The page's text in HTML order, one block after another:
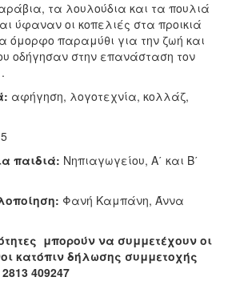
τα λουλούδια και τα πουλιά
ύφαναν οι κοπελιές στα προικιά
όμορφο παραμύθι για την ζωή και
οδήγησαν στην επανάσταση τον
αφήγηση, λογοτεχνία, κολλάζ,
παιδιά: Νηπιαγωγείου, Α΄ και Β΄
Φανή Καμπάνη, Άννα
μπορούν να συμμετέχουν οι
κατόπιν δήλωσης συμμετοχής
409247